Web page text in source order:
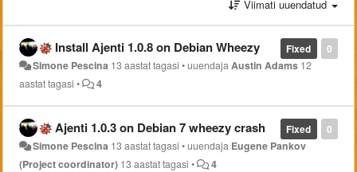
Viimati uuendatud
0
Fixed
Install Ajenti 1.0.8 on Debian Wheezy
Simone Pescina 13 aastat tagasi •uuendajaAustin Adams 12
aastat tagasi • 4
0
Fixed
Ajenti 1.0.3 on Debian 7 wheezy crash
Simone Pescina 13 aastat tagasi •uuendaja Eugene Pankov
(Project coordinator) 13 aastat tagasi • 4